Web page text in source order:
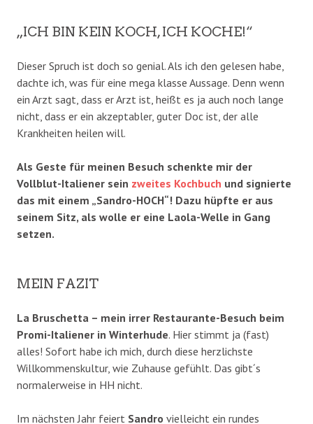
„ICH BIN KEIN KOCH, ICH KOCHE!“
Dieser Spruch ist doch so genial. Als ich den gelesen habe,
dachte ich, was für eine mega klasse Aussage. Denn wenn
ein Arzt sagt, dass er Arzt ist, heißt es ja auch noch lange
nicht, dass er ein akzeptabler, guter Doc ist, der alle
Krankheiten heilen will.
Als Geste für meinen Besuch schenkte mir der
Vollblut-Italiener sein zweites Kochbuch und signierte
das mit einem „Sandro-HOCH“! Dazu hüpfte er aus
seinem Sitz, als wolle er eine Laola-Welle in Gang
setzen.
MEIN FAZIT
La Bruschetta – mein irrer Restaurante-Besuch beim
Promi-Italiener in Winterhude. Hier stimmt ja (fast)
alles! Sofort habe ich mich, durch diese herzlichste
Willkommenskultur, wie Zuhause gefühlt. Das gibt´s
normalerweise in HH nicht.
Im nächsten Jahr feiert Sandro vielleicht ein rundes